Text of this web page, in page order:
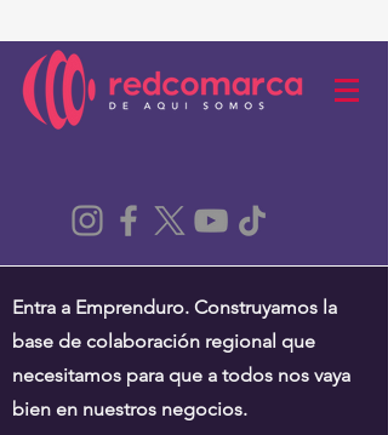
Entra a Emprenduro. Construyamos la
base de colaboración regional que
necesitamos para que a todos nos vaya
bien en nuestros negocios.